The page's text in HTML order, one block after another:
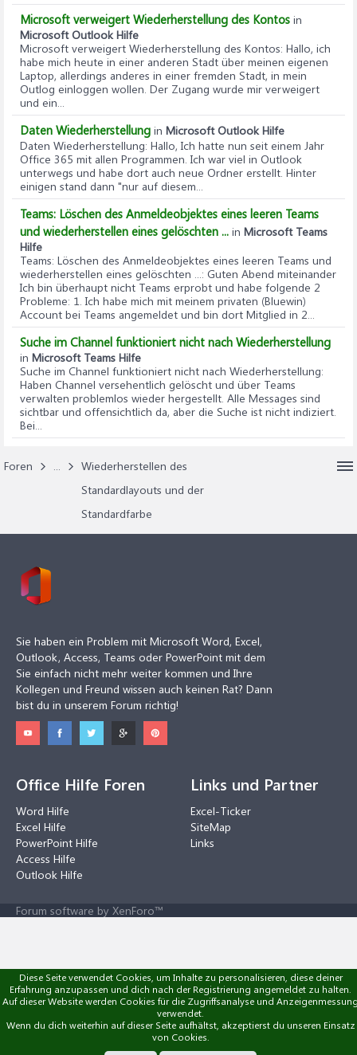
Microsoft verweigert Wiederherstellung des Kontos in
Microsoft Outlook Hilfe
Microsoft verweigert Wiederherstellung des Kontos: Hallo, ich
habe mich heute in einer anderen Stadt über meinen eigenen
Laptop, allerdings anderes in einer fremden Stadt, in mein
Outlog einloggen wollen. Der Zugang wurde mir verweigert
und ein...
Daten Wiederherstellung in Microsoft Outlook Hilfe
Daten Wiederherstellung: Hallo, Ich hatte nun seit einem Jahr
Office 365 mit allen Programmen. Ich war viel in Outlook
unterwegs und habe dort auch neue Ordner erstellt. Hinter
einigen stand dann "nur auf diesem...
Teams: Löschen des Anmeldeobjektes eines leeren Teams
und wiederherstellen eines gelöschten ... in Microsoft Teams
Hilfe
Teams: Löschen des Anmeldeobjektes eines leeren Teams und
wiederherstellen eines gelöschten ...: Guten Abend miteinander
Ich bin überhaupt nicht Teams erprobt und habe folgende 2
Probleme: 1. Ich habe mich mit meinem privaten (Bluewin)
Account bei Teams angemeldet und bin dort Mitglied in 2...
Suche im Channel funktioniert nicht nach Wiederherstellung
in Microsoft Teams Hilfe
Suche im Channel funktioniert nicht nach Wiederherstellung:
Haben Channel versehentlich gelöscht und über Teams
verwalten problemlos wieder hergestellt. Alle Messages sind
sichtbar und offensichtlich da, aber die Suche ist nicht indiziert.
Bei...
Foren ...
Wiederherstellen des
Standardlayouts und der
Standardfarbe
Sie haben ein Problem mit Microsoft Word, Excel,
Outlook, Access, Teams oder PowerPoint mit dem
Sie einfach nicht mehr weiter kommen und Ihre
Kollegen und Freund wissen auch keinen Rat? Dann
bist du in unserem Forum richtig!
Office Hilfe Foren
Word Hilfe
Excel Hilfe
PowerPoint Hilfe
Access Hilfe
Outlook Hilfe
Links und Partner
Excel-Ticker
SiteMap
Links
Forum software by XenForo™
Diese Seite verwendet Cookies, um Inhalte zu personalisieren, diese deiner
Erfahrung anzupassen und dich nach der Registrierung angemeldet zu halten.
Auf dieser Website werden Cookies für die Zugriffsanalyse und
verwendet.
Wenn du dich weiterhin auf dieser Seite aufhältst, akzeptierst du unseren Einsatz
von Cookies.